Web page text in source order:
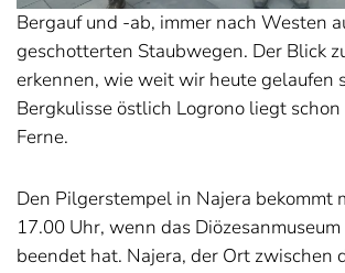
Bergauf und -ab, immer nach Westen
geschotterten Staubwegen. Der Blick
erkennen, wie weit wir heute gelaufen
Bergkulisse östlich Logrono liegt
Ferne.
Den Pilgerstempel in Najera bekommt
17.00 Uhr, wenn das
beendet hat. Najera, der Ort zwischen